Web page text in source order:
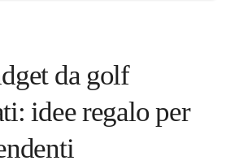
da golf
idee regalo per